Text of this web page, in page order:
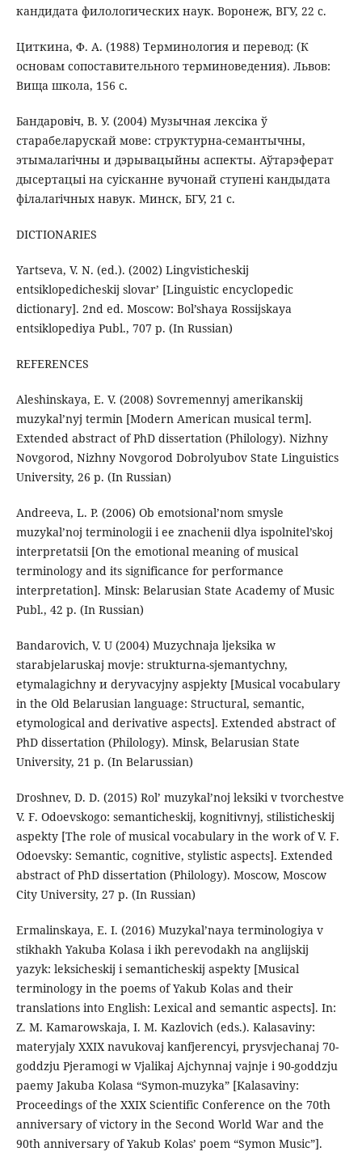
кандидата филологических наук. Воронеж, ВГУ, 22 с.
Циткина, Ф. А. (1988) Терминология и перевод: (К
основам сопоставительного терминоведения). Львов:
Вища школа, 156 с.
Бандаровiч, В. У. (2004) Музычная лексiка ў
старабеларускай мове: структурна-семантычны,
этымалагiчны и дэрывацыйны аспекты. Аўтарэферат
дысертацыі на суісканне вучонай ступені кандыдата
філалагічных навук. Минск, БГУ, 21 с.
DICTIONARIES
Yartseva, V. N. (ed.). (2002) Lingvisticheskij
entsiklopedicheskij slovar’ [Linguistic encyclopedic
dictionary]. 2nd ed. Moscow: Bol’shaya Rossijskaya
entsiklopediya Publ., 707 p. (In Russian)
REFERENCES
Aleshinskaya, E. V. (2008) Sovremennyj amerikanskij
muzykal’nyj termin [Modern American musical term].
Extended abstract of PhD dissertation (Philology). Nizhny
Novgorod, Nizhny Novgorod Dobrolyubov State Linguistics
University, 26 p. (In Russian)
Andreeva, L. P. (2006) Ob emotsional’nom smysle
muzykal’noj terminologii i ee znachenii dlya ispolnitel’skoj
interpretatsii [On the emotional meaning of musical
terminology and its significance for performance
interpretation]. Minsk: Belarusian State Academy of Music
Publ., 42 p. (In Russian)
Bandarovich, V. U (2004) Muzychnaja ljeksika w
starabjelaruskaj movje: strukturna-sjemantychny,
etymalagichny и deryvacyjny aspjekty [Musical vocabulary
in the Old Belarusian language: Structural, semantic,
etymological and derivative aspects]. Extended abstract of
PhD dissertation (Philology). Minsk, Belarusian State
University, 21 p. (In Belarussian)
Droshnev, D. D. (2015) Rol’ muzykal’noj leksiki v tvorchestve
V. F. Odoevskogo: semanticheskij, kognitivnyj, stilisticheskij
aspekty [The role of musical vocabulary in the work of V. F.
Odoevsky: Semantic, cognitive, stylistic aspects]. Extended
abstract of PhD dissertation (Philology). Moscow, Moscow
City University, 27 p. (In Russian)
Ermalinskaya, E. I. (2016) Muzykal’naya terminologiya v
stikhakh Yakuba Kolasa i ikh perevodakh na anglijskij
yazyk: leksicheskij i semanticheskij aspekty [Musical
terminology in the poems of Yakub Kolas and their
translations into English: Lexical and semantic aspects]. In:
Z. M. Kamarowskaja, I. M. Kazlovich (eds.). Kalasaviny:
materyjaly XXIX navukovaj kanfjerencyi, prysvjechanaj 70-
goddzju Pjeramogi w Vjalikaj Ajchynnaj vajnje i 90-goddzju
paemy Jakuba Kolasa “Symon-muzyka” [Kalasaviny:
Proceedings of the XXIX Scientific Conference on the 70th
anniversary of victory in the Second World War and the
90th anniversary of Yakub Kolas’ poem “Symon Music”].